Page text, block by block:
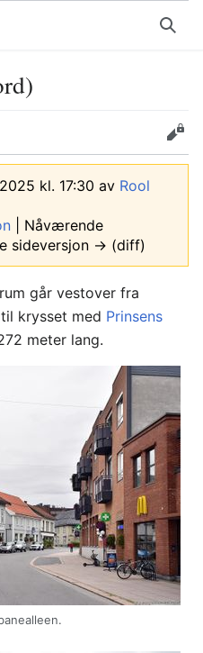
Søk
Rediger
kl. 17:30 av Rool
| Nåværende
sideversjon → (diff)
går vestover fra
til krysset med Prinsens
meter lang.